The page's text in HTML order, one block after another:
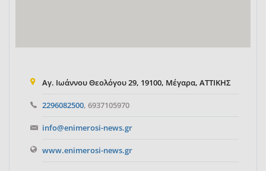
Αγ. Ιωάννου Θεολόγου 29, 19100, Μέγαρα, ΑΤΤΙΚΗΣ
2296082500, 6937105970
info@enimerosi-news.gr
www.enimerosi-news.gr